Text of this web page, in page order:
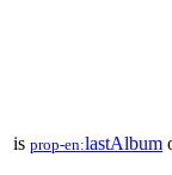
is prop-en:lastAlbum